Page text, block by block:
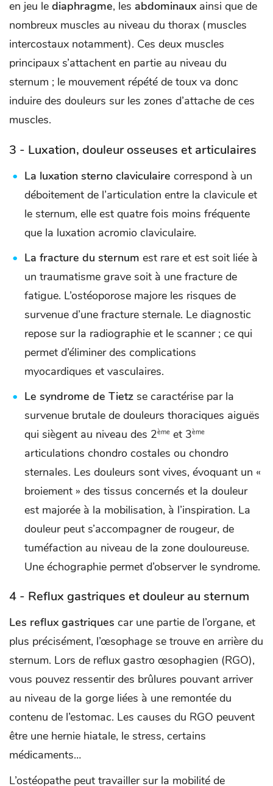
en jeu le diaphragme, les abdominaux ainsi que de
nombreux muscles au niveau du thorax (muscles
intercostaux notamment). Ces deux muscles
principaux s’attachent en partie au niveau du
sternum ; le mouvement répété de toux va donc
induire des douleurs sur les zones d’attache de ces
muscles.
3 - Luxation, douleur osseuses et articulaires
La luxation sterno claviculaire correspond à un
déboitement de l’articulation entre la clavicule et
le sternum, elle est quatre fois moins fréquente
que la luxation acromio claviculaire.
La fracture du sternum est rare et est soit liée à
un traumatisme grave soit à une fracture de
fatigue. L’ostéoporose majore les risques de
survenue d’une fracture sternale. Le diagnostic
repose sur la radiographie et le scanner ; ce qui
permet d’éliminer des complications
myocardiques et vasculaires.
Le syndrome de Tietz se caractérise par la
survenue brutale de douleurs thoraciques aiguës
qui siègent au niveau des 2ème et 3ème
articulations chondro costales ou chondro
sternales. Les douleurs sont vives, évoquant un «
broiement » des tissus concernés et la douleur
est majorée à la mobilisation, à l’inspiration. La
douleur peut s’accompagner de rougeur, de
tuméfaction au niveau de la zone douloureuse.
Une échographie permet d’observer le syndrome.
4 - Reflux gastriques et douleur au sternum
Les reflux gastriques car une partie de l’organe, et
plus précisément, l’œsophage se trouve en arrière du
sternum. Lors de reflux gastro œsophagien (RGO),
vous pouvez ressentir des brûlures pouvant arriver
au niveau de la gorge liées à une remontée du
contenu de l’estomac. Les causes du RGO peuvent
être une hernie hiatale, le stress, certains
médicaments…
L’ostéopathe peut travailler sur la mobilité de